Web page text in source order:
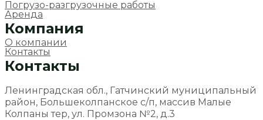
Погрузо-разгрузочные работы
Аренда
Компания
О компании
Контакты
Контакты
Ленинградская обл., Гатчинский муниципальный
район, Большеколпанское с/п, массив Малые
Колпаны тер, ул. Промзона №2, д.3